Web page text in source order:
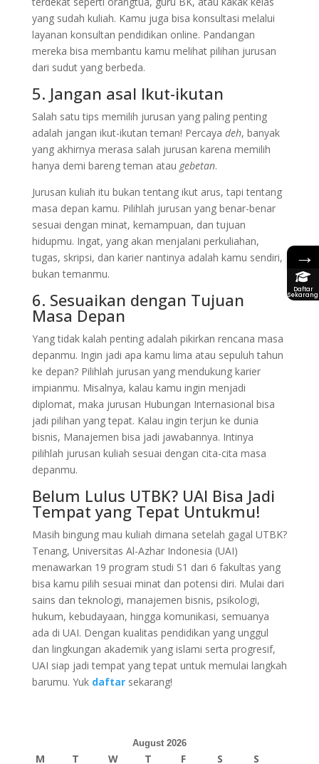
yang sudah kuliah. Kamu juga bisa konsultasi melalui
layanan konsultan pendidikan online. Pandangan
mereka bisa membantu kamu melihat pilihan jurusan
dari sudut yang berbeda.
5. Jangan asal Ikut-ikutan
Salah satu tips memilih jurusan yang paling penting
adalah jangan ikut-ikutan teman! Percaya deh, banyak
yang akhirnya merasa salah jurusan karena memilih
hanya demi bareng teman atau gebetan.
Jurusan kuliah itu bukan tentang ikut arus, tapi tentang
masa depan kamu. Pilihlah jurusan yang benar-benar
sesuai dengan minat, kemampuan, dan tujuan
hidupmu. Ingat, yang akan menjalani perkuliahan,
tugas, skripsi, dan karier nantinya adalah kamu sendiri,
bukan temanmu.
6. Sesuaikan dengan Tujuan
Masa Depan
Yang tidak kalah penting adalah pikirkan rencana masa
depanmu. Ingin jadi apa kamu lima atau sepuluh tahun
ke depan? Pilihlah jurusan yang mendukung karier
impianmu. Misalnya, kalau kamu ingin menjadi
diplomat, maka jurusan Hubungan Internasional bisa
jadi pilihan yang tepat. Kalau ingin terjun ke dunia
bisnis, Manajemen bisa jadi jawabannya. Intinya
pilihlah jurusan kuliah sesuai dengan cita-cita masa
depanmu.
Belum Lulus UTBK? UAI Bisa Jadi
Tempat yang Tepat Untukmu!
Masih bingung mau kuliah dimana setelah gagal UTBK?
Tenang, Universitas Al-Azhar Indonesia (UAI)
menawarkan 19 program studi S1 dari 6 fakultas yang
bisa kamu pilih sesuai minat dan potensi diri. Mulai dari
sains dan teknologi, manajemen bisnis, psikologi,
hukum, kebudayaan, hingga komunikasi, semuanya
ada di UAI. Dengan kualitas pendidikan yang unggul
dan lingkungan akademik yang islami serta progresif,
UAI siap jadi tempat yang tepat untuk memulai langkah
barumu. Yuk daftarsekarang!
August 2026
M T W T F S
S
→
Daftar
Sekarang